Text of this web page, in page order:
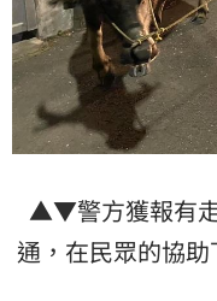
▲▼警方獲報有
通，在民眾的協